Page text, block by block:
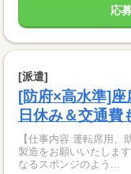
応
[派遣]
[防府×高水準]
日休み＆交通費
【仕事内容 運転席用
製造をお願いいたしま
なるスポンジのよう...